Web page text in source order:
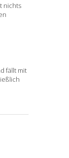
nichts
fällt mit